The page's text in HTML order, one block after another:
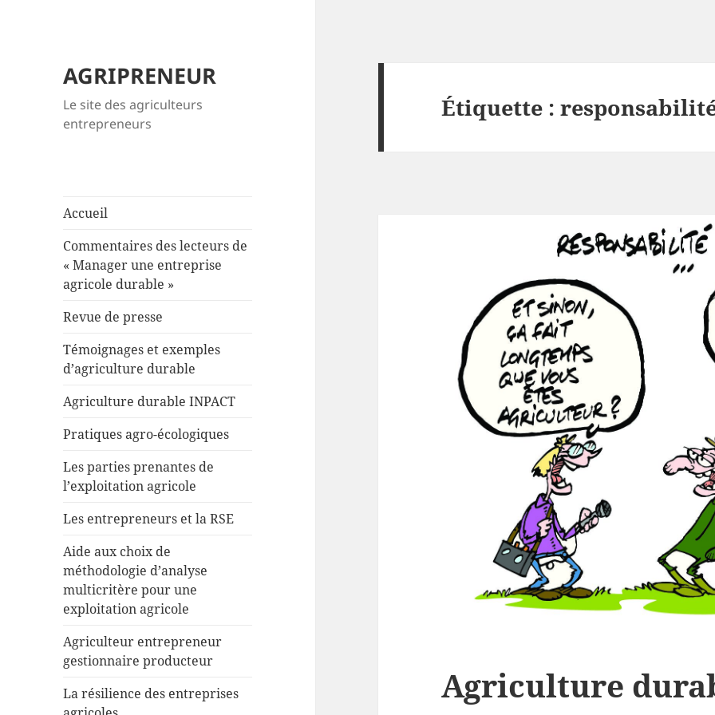
AGRIPRENEUR
Le site des agriculteurs
entrepreneurs
Accueil
Commentaires des lecteurs de
« Manager une entreprise
agricole durable »
Revue de presse
Témoignages et exemples
d’agriculture durable
Agriculture durable INPACT
Pratiques agro-écologiques
Les parties prenantes de
l’exploitation agricole
Les entrepreneurs et la RSE
Aide aux choix de
méthodologie d’analyse
multicritère pour une
exploitation agricole
Agriculteur entrepreneur
gestionnaire producteur
La résilience des entreprises
Étiquette :
Agriculture